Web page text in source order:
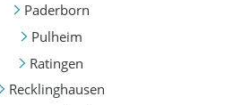
Paderborn
Pulheim
Ratingen
Recklinghausen